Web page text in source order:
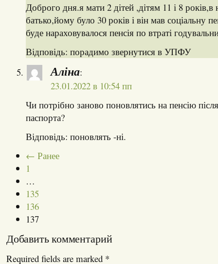
Доброго дня.я мати 2 дітей ,дітям 11 і 8 років,в
батько,йому було 30 років і він мав соціальну
буде нараховувалося пенсія по втраті
Відповідь: порадимо звернутися в УПФУ
Аліна:
23.01.2022 в 10:54 пп
Чи потрібно заново поновлятись на пенсію
паспорта?
Відповідь: поновлять -ні.
← Ранее
1
…
135
136
137
Добавить комментарий
Required fields are marked *